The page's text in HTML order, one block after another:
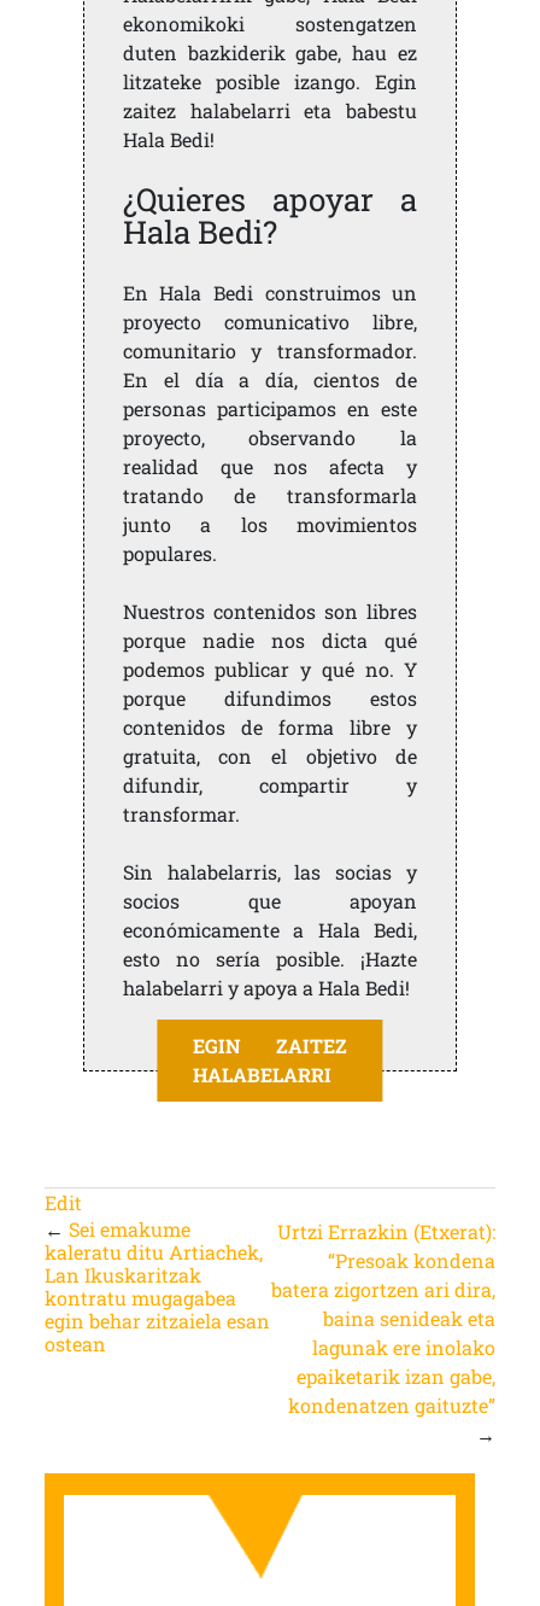
ekonomikoki sostengatzen
duten bazkiderik gabe, hau ez
litzateke posible izango. Egin
zaitez halabelarri eta babestu
Hala Bedi!
¿Quieres apoyar a
Hala Bedi?
En Hala Bedi construimos un
proyecto comunicativo libre,
comunitario y transformador.
En el día a día, cientos de
personas participamos en este
proyecto, observando la
realidad que nos afecta y
tratando de transformarla
junto a los movimientos
populares.
Nuestros contenidos son libres
porque nadie nos dicta qué
podemos publicar y qué no. Y
porque difundimos estos
contenidos de forma libre y
gratuita, con el objetivo de
difundir, compartir y
transformar.
Sin halabelarris, las socias y
socios que apoyan
económicamente a Hala Bedi,
esto no sería posible. ¡Hazte
halabelarri y apoya a Hala Bedi!
EGIN ZAITEZ
HALABELARRI
Edit
← Sei emakume
kaleratu ditu Artiachek,
Lan Ikuskaritzak
kontratu mugagabea
egin behar zitzaiela esan
ostean
Urtzi Errazkin (Etxerat):
“Presoak kondena
batera zigortzen ari dira,
baina senideak eta
lagunak ere inolako
epaiketarik izan gabe,
kondenatzen gaituzte”
→